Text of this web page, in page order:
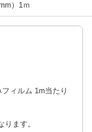
）1ｍ
ィルム 1m当たり
ます。